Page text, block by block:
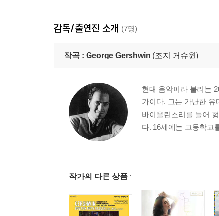
감독/출연진 소개 (7명)
작곡 : George Gershwin (조지 거슈윈)
현대 음악이라 불리는
가이다. 그는 가난한 유
바이올린소리를 들어
다. 16세에는 고등학교
작가의 다른 상품